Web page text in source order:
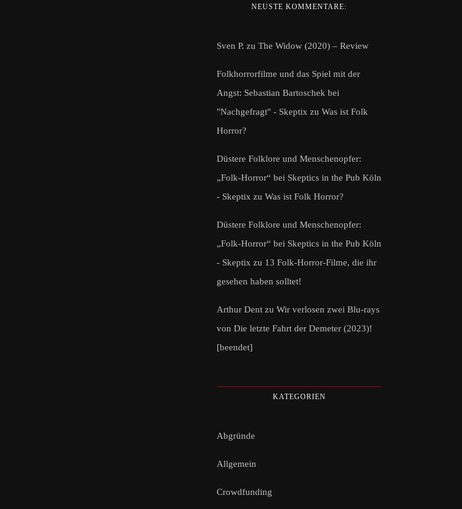
NEUSTE KOMMENTARE:
Sven P. zu The Widow (2020) – Review
Folkhorrorfilme und das Spiel mit der
Angst: Sebastian Bartoschek bei
"Nachgefragt" - Skeptix zu Was ist Folk
Horror?
Düstere Folklore und Menschenopfer:
„Folk-Horror“ bei Skeptics in the Pub Köln
- Skeptix zu Was ist Folk Horror?
Düstere Folklore und Menschenopfer:
„Folk-Horror“ bei Skeptics in the Pub Köln
- Skeptix zu 13 Folk-Horror-Filme, die ihr
gesehen haben solltet!
Arthur Dent zu Wir verlosen zwei Blu-rays
von Die letzte Fahrt der Demeter (2023)!
[beendet]
KATEGORIEN
Abgründe
Allgemein
Crowdfunding